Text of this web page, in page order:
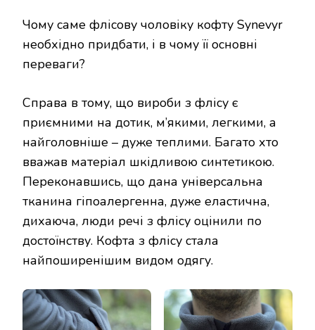
Чому саме флісову чоловіку кофту Synevyr
необхідно придбати, і в чому її основні
переваги?
Справа в тому, що вироби з флісу є
приємними на дотик, м’якими, легкими, а
найголовніше – дуже теплими. Багато хто
вважав матеріал шкідливою синтетикою.
Переконавшись, що дана універсальна
тканина гіпоалергенна, дуже еластична,
дихаюча, люди речі з флісу оцінили по
достоїнству. Кофта з флісу стала
найпоширенішим видом одягу.